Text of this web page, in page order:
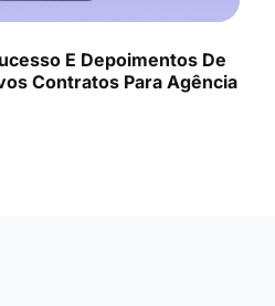
E Depoimentos De
Contratos Para Agência